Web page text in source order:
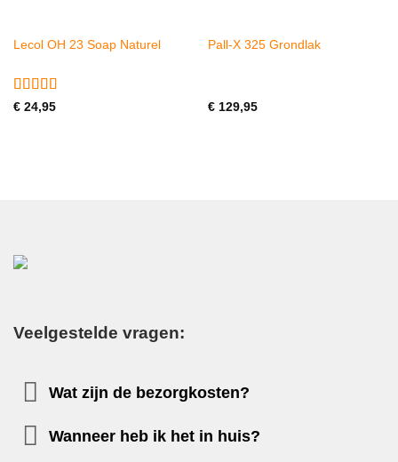
Lecol OH 23 Soap Naturel
Gewaardeerd
€24,95
Pall-X 325 Grondlak
€129,95
Veelgestelde vragen:
Wat zijn de bezorgkosten?
Wanneer heb ik het in huis?